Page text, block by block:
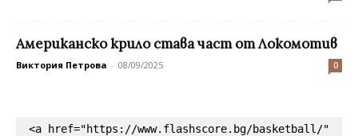
Американско крило става част от Локомотив
Виктория Петрова - 08/09/2025 0
<a href="https://www.flashscore.bg/basketball/"